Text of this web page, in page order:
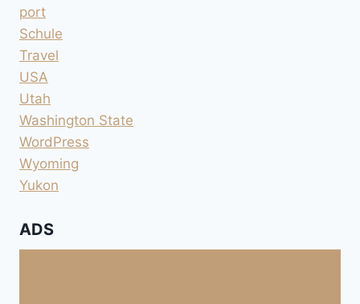
port
Schule
Travel
USA
Utah
Washington State
WordPress
Wyoming
Yukon
ADS